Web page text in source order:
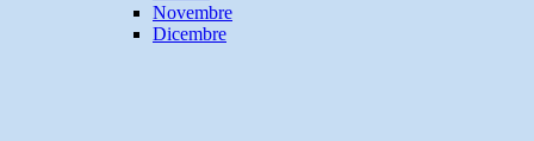
Novembre
Dicembre